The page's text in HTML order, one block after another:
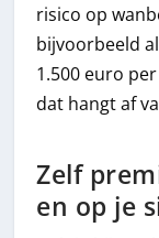
risico op
bijvoorbeeld
1.500 euro
dat hangt af
Zelf
en op je